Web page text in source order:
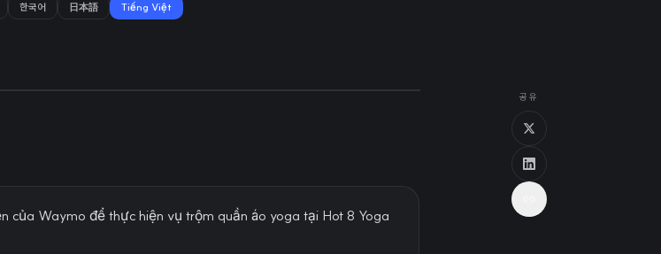
한국어 日本語 Tiếng Việt
của Waymo để thực hiện vụ trộm quần áo yoga tại Hot 8 Yoga
공유